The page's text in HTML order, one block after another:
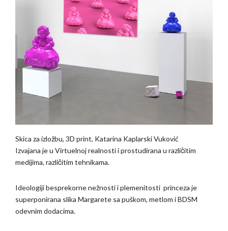
Skica za izložbu, 3D print, Katarina Kaplarski Vuković
Izvajana je u Virtuelnoj realnosti i prostudirana u različitim
medijima, različitim tehnikama.
Ideologiji besprekorne nežnosti i plemenitosti princeza je
superponirana slika Margarete sa puškom, metlom i BDSM
odevnim dodacima.